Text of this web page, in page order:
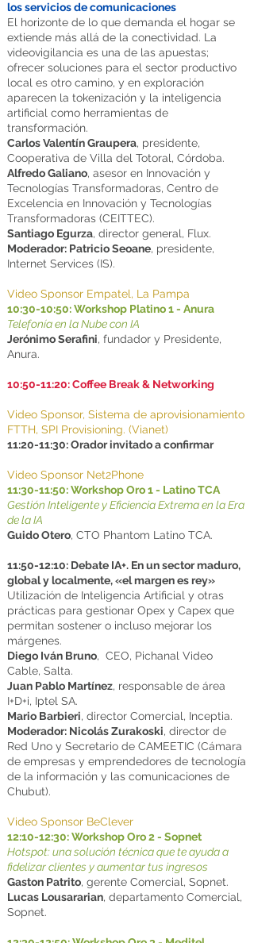
los servicios de comunicaciones
El horizonte de lo que demanda el hogar se
extiende más allá de la conectividad. La
videovigilancia es una de las apuestas;
ofrecer soluciones para el sector productivo
local es otro camino, y en exploración
aparecen la tokenización y la inteligencia
artificial como herramientas de
transformación.
Carlos Valentín Graupera, presidente,
Cooperativa de Villa del Totoral, Córdoba.
Alfredo Galiano, asesor en Innovación y
Tecnologías Transformadoras, Centro de
Excelencia en Innovación y Tecnologías
Transformadoras (CEITTEC).
Santiago Egurza, director general, Flux.
Moderador: Patricio Seoane, presidente,
Internet Services (IS).
Video Sponsor Empatel, La Pampa
10:30-10:50: Workshop Platino 1 - Anura
Telefonía en la Nube con IA
Jerónimo Serafini, fundador y Presidente,
Anura.
10:50-11:20: Coffee Break & Networking
Video Sponsor, Sistema de aprovisionamiento
FTTH, SPI Provisioning. (Vianet)
11:20-11:30: Orador invitado a confirmar
Video Sponsor Net2Phone
11:30-11:50: Workshop Oro 1 - Latino TCA
Gestión Inteligente y Eficiencia Extrema en la Era
de la IA
Guido Otero, CTO Phantom Latino TCA.
11:50-12:10: Debate IA+. En un sector maduro,
global y localmente, «el margen es rey»
Utilización de Inteligencia Artificial y otras
prácticas para gestionar Opex y Capex que
permitan sostener o incluso mejorar los
márgenes.
Diego Iván Bruno, CEO, Pichanal Video
Cable, Salta.
Juan Pablo Martínez, responsable de área
I+D+i, Iptel SA.
Mario Barbieri, director Comercial, Inceptia.
Moderador: Nicolás Zurakoski, director de
Red Uno y Secretario de CAMEETIC (Cámara
de empresas y emprendedores de tecnología
de la información y las comunicaciones de
Chubut).
Video Sponsor BeClever
12:10-12:30: Workshop Oro 2 - Sopnet
Hotspot: una solución técnica que te ayuda a
fidelizar clientes y aumentar tus ingresos
Gaston Patrito, gerente Comercial, Sopnet.
Lucas Lousararian, departamento Comercial,
Sopnet.